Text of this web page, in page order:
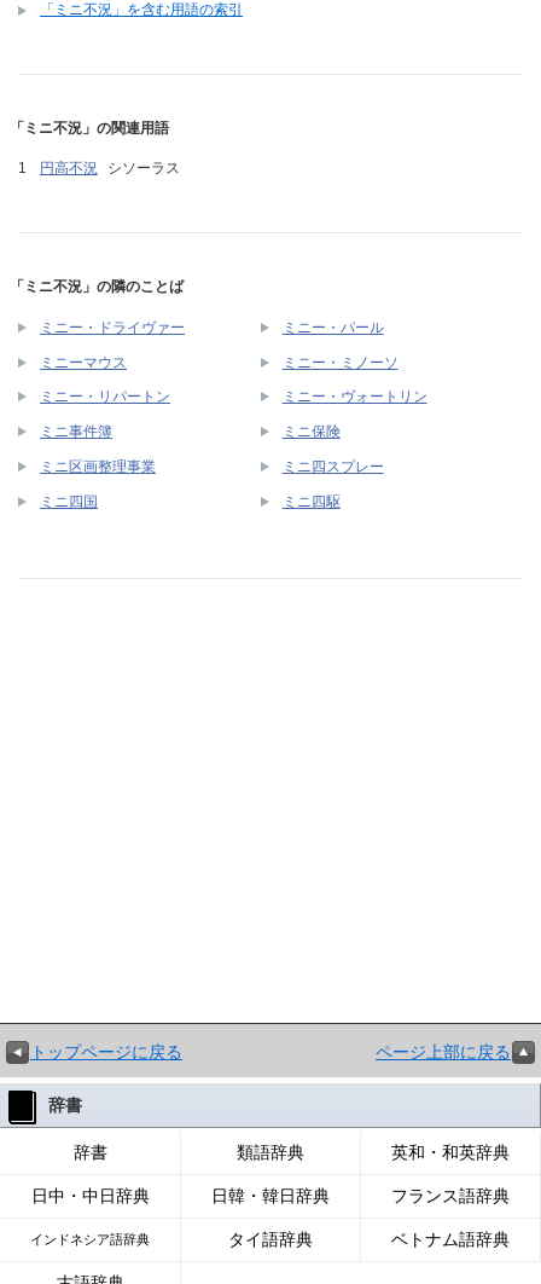
「ミニ不況」を含む用語の索引
「ミニ不況」の関連用語
円高不況 シソーラス
「ミニ不況」の隣のことば
ミニー・ドライヴァー ミニー・パール
ミニーマウス ミニー・ミノーソ
ミニー・リパートン ミニー・ヴォートリン
ミニ事件簿 ミニ保険
ミニ区画整理事業 ミニ四スプレー
ミニ四国 ミニ四駆
トップページに戻る ページ上部に戻る
辞書
辞書 類語辞典 英和・和英辞典
日中・中日辞典 日韓・韓日辞典 フランス語辞典
インドネシア語辞典 タイ語辞典 ベトナム語辞典